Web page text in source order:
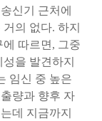
신기 근처에
의 없다. 하지
따르면, 그중
을 발견하지
임신 중 높은
량과 향후 자
데 지금까지